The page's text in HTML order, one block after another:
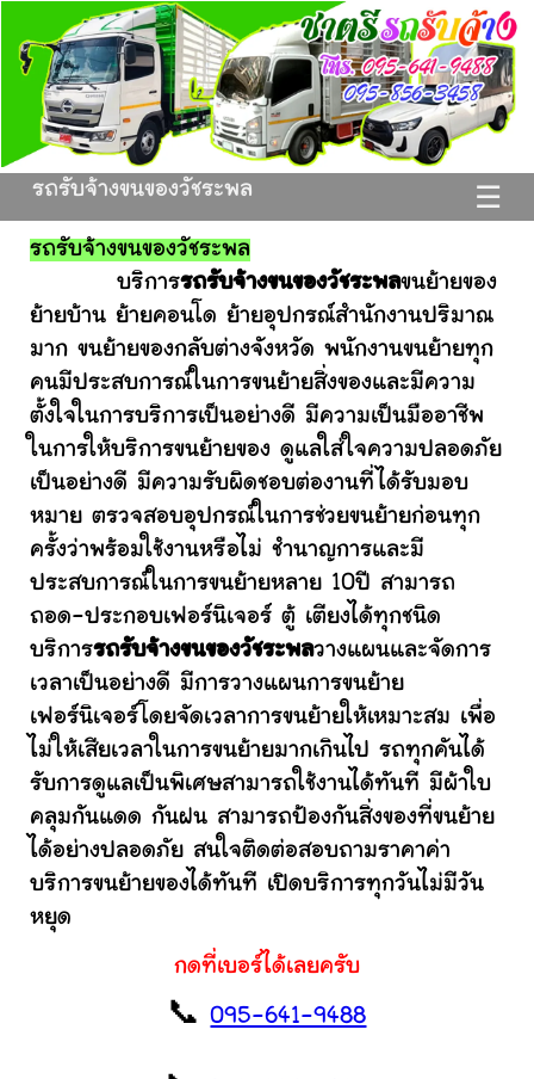
☰
รถรับจ้างขนของวัชระพล
รถรับจ้างขนของวัชระพล
บริการรถรับจ้างขนของวัชระพลขนย้ายของ
ย้ายบ้าน ย้ายคอนโด ย้ายอุปกรณ์สำนักงานปริมาณ
มาก ขนย้ายของกลับต่างจังหวัด พนักงานขนย้ายทุก
คนมีประสบการณ์ในการขนย้ายสิ่งของและมีความ
ตั้งใจในการบริการเป็นอย่างดี มีความเป็นมืออาชีพ
ในการให้บริการขนย้ายของ ดูแลใส่ใจความปลอดภัย
เป็นอย่างดี มีความรับผิดชอบต่องานที่ได้รับมอบ
หมาย ตรวจสอบอุปกรณ์ในการช่วยขนย้ายก่อนทุก
ครั้งว่าพร้อมใช้งานหรือไม่ ชำนาญการและมี
ประสบการณ์ในการขนย้ายหลาย 10ปี สามารถ
ถอด-ประกอบเฟอร์นิเจอร์ ตู้ เตียงได้ทุกชนิด
บริการรถรับจ้างขนของวัชระพลวางแผนและจัดการ
เวลาเป็นอย่างดี มีการวางแผนการขนย้าย
เฟอร์นิเจอร์โดยจัดเวลาการขนย้ายให้เหมาะสม เพื่อ
ไม่ให้เสียเวลาในการขนย้ายมากเกินไป รถทุกคันได้
รับการดูแลเป็นพิเศษสามารถใช้งานได้ทันที มีผ้าใบ
คลุมกันแดด กันฝน สามารถป้องกันสิ่งของที่ขนย้าย
ได้อย่างปลอดภัย สนใจติดต่อสอบถามราคาค่า
บริการขนย้ายของได้ทันที เปิดบริการทุกวันไม่มีวัน
หยุด
กดที่เบอร์ได้เลยครับ
📞095-641-9488